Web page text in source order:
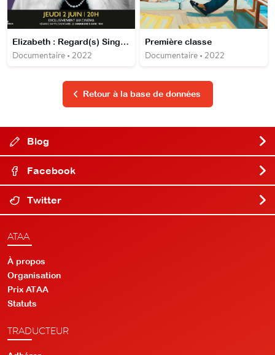
Elizabeth : Regard(s) Singulier(s)
Documentaire • 2022
Première classe
Documentaire • 2022
Retour à la base de données
Blog
Facebook
Twitter
ATAA
À propos
Organisation
Prix ATAA
Statuts
TRADUCTEUR